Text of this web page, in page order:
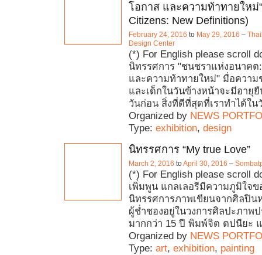
โอกาส และความท้าทายใหม่
Citizens: New Definitions)
February 24, 2016 to May 29, 2016 –
Design Center
(*) For English please scroll
นิทรรศการ "ชนชราแห่งอนาคต
และความท้าทายใหม่" มื่อความ
และเด็กในวันข้างหน้าจะมีอายุ
วันก่อน สิ่งที่ดีที่สุดที่เราทำได้ใน
Organized by NEWS
Type: exhibition, design
นิทรรศการ “My true Love”
March 2, 2016 toApril 30, 2016 –
(*) For English please scroll
เพิ่มพูน แกลเลอรีมีความภูมิใจข
นิทรรศการภาพเขียนจากศิลปิน
ผู้ช่ำชองอยู่ในวงการศิลปะภาพ
มากกว่า 15 ปี พิมพ์จิต ตปนียะ
Organized by NEWS
Type: art, exhibition, painting